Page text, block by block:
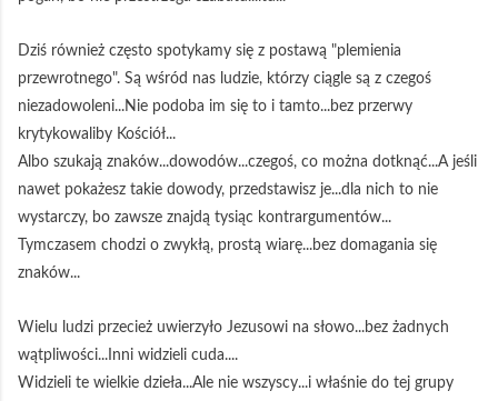
Dziś również często spotykamy się z postawą "plemienia
przewrotnego". Są wśród nas ludzie, którzy ciągle są z czegoś
niezadowoleni...Nie podoba im się to i tamto...bez przerwy
krytykowaliby Kościół...
Albo szukają znaków...dowodów...czegoś, co można dotknąć...A jeśli
nawet pokażesz takie dowody, przedstawisz je...dla nich to nie
wystarczy, bo zawsze znajdą tysiąc kontrargumentów...
Tymczasem chodzi o zwykłą, prostą wiarę...bez domagania się
znaków...
Wielu ludzi przecież uwierzyło Jezusowi na słowo...bez żadnych
wątpliwości...Inni widzieli cuda....
Widzieli te wielkie dzieła...Ale nie wszyscy...i właśnie do tej grupy